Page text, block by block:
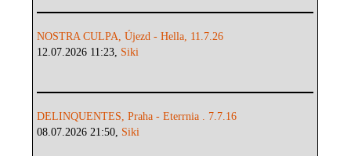
NOSTRA CULPA, Újezd - Hella, 11.7.26
12.07.2026 11:23, Siki
DELINQUENTES, Praha - Eterrnia . 7.7.16
08.07.2026 21:50, Siki